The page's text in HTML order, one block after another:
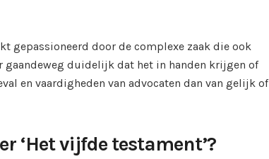
gepassioneerd door de complexe zaak die ook
duidelijk dat het in handen krijgen of
en vaardigheden van advocaten dan van gelijk of
‘Het vijfde testament’?